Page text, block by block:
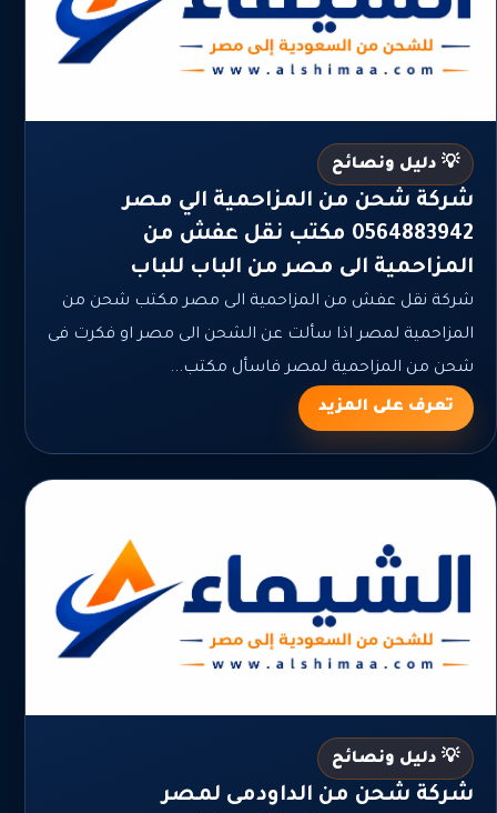
💡 دليل ونصائح
شركة شحن من المزاحمية الي مصر
0564883942 مكتب نقل عفش من
المزاحمية الى مصر من الباب للباب
شركة نقل عفش من المزاحمية الى مصر مكتب شحن من
المزاحمية لمصر اذا سألت عن الشحن الى مصر او فكرت فى
شحن من المزاحمية لمصر فاسأل مكتب...
تعرف على المزيد
💡 دليل ونصائح
شركة شحن من الداودمى لمصر